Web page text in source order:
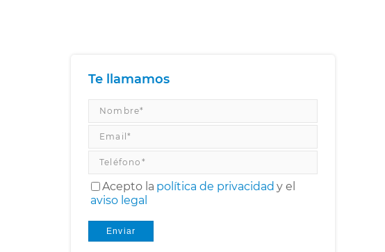
Te llamamos
Acepto la política de privacidad y el
aviso legal